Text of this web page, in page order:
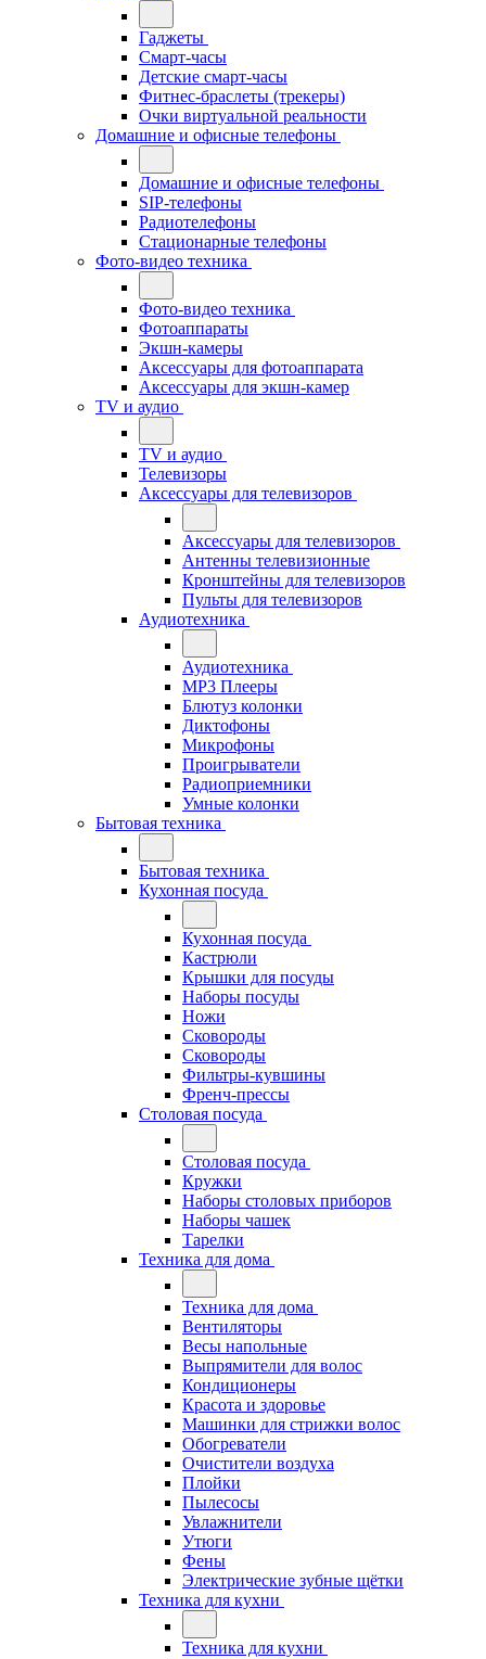
Гаджеты
Смарт-часы
Детские смарт-часы
Фитнес-браслеты (трекеры)
Очки виртуальной реальности
Домашние и офисные телефоны
Домашние и офисные телефоны
SIP-телефоны
Радиотелефоны
Стационарные телефоны
Фото-видео техника
Фото-видео техника
Фотоаппараты
Экшн-камеры
Аксессуары для фотоаппарата
Аксессуары для экшн-камер
TV и аудио
TV и аудио
Телевизоры
Аксессуары для телевизоров
Аксессуары для телевизоров
Антенны телевизионные
Кронштейны для телевизоров
Пульты для телевизоров
Аудиотехника
Аудиотехника
MP3 Плееры
Блютуз колонки
Диктофоны
Микрофоны
Проигрыватели
Радиоприемники
Умные колонки
Бытовая техника
Бытовая техника
Кухонная посуда
Кухонная посуда
Кастрюли
Крышки для посуды
Наборы посуды
Ножи
Сковороды
Сковороды
Фильтры-кувшины
Френч-прессы
Столовая посуда
Столовая посуда
Кружки
Наборы столовых приборов
Наборы чашек
Тарелки
Техника для дома
Техника для дома
Вентиляторы
Весы напольные
Выпрямители для волос
Кондиционеры
Красота и здоровье
Машинки для стрижки волос
Обогреватели
Очистители воздуха
Плойки
Пылесосы
Увлажнители
Утюги
Фены
Электрические зубные щётки
Техника для кухни
Техника для кухни